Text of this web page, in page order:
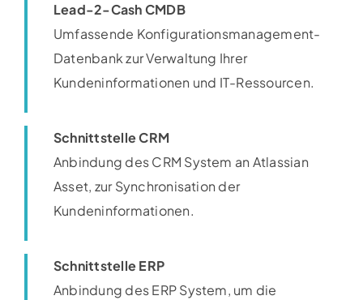
Lead-2-Cash CMDB
Umfassende Konfigurationsmanagement-
Datenbank zur Verwaltung Ihrer
Kundeninformationen und IT-Ressourcen.​
Schnittstelle CRM
Anbindung des CRM System an Atlassian
Asset, zur Synchronisation der
Kundeninformationen.
Schnittstelle ERP
Anbindung des ERP System, um die